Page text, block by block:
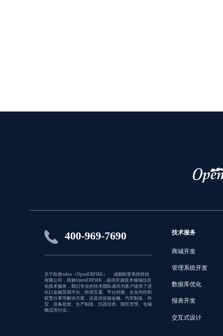
400-969-7690
关于欧督odoo（OpenERP.HK） : 成都欧督系统科技
有限公司，简称OpenERP.HK，提供开源技术领域信息
化技术服务，我们专业的技术团队成功为客户提供了进
出口金融贸易平台、跨境互通、平台对接、企业内控和
权责分离等解决方案，涉及供应链金融、汽车制造、外
贸、设备批发、生产制造、仪器仪表、园区管理、仓储
物流等行业。
技术服务
商城开发
管理系统开发
数据库优化
报表开发
交互式设计